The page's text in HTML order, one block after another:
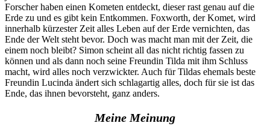
Forscher haben einen Kometen entdeckt, dieser rast genau auf die
Erde zu und es gibt kein Entkommen. Foxworth, der Komet, wird
innerhalb kürzester Zeit alles Leben auf der Erde vernichten, das
Ende der Welt steht bevor. Doch was macht man mit der Zeit, die
einem noch bleibt? Simon scheint all das nicht richtig fassen zu
können und als dann noch seine Freundin Tilda mit ihm Schluss
macht, wird alles noch verzwickter. Auch für Tildas ehemals beste
Freundin Lucinda ändert sich schlagartig alles, doch für sie ist das
Ende, das ihnen bevorsteht, ganz anders.
Meine Meinung